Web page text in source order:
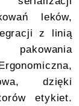
leków,
z linią
dzięki
etykiet.